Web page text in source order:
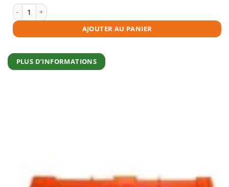
€38,95.
quantité de Toner compatible Brother TN-243 cyan
AJOUTER AU PANIER
PLUS D’INFORMATIONS